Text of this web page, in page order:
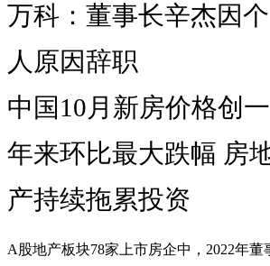
万科：董事长辛杰因个
人原因辞职
中国10月新房价格创一
年来环比最大跌幅 房
产持续拖累投资
A股地产板块78家上市房企中，2022年董